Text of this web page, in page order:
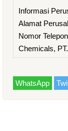
Informasi
Alamat
Nomor
Chemicals, PT.
WhatsApp